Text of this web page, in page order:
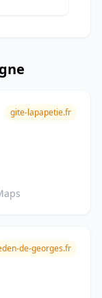
gite-lapapetie.fr
de-georges.fr